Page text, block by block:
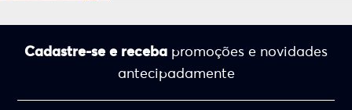
Cadastre-se e receba promoções e novidades
antecipadamente